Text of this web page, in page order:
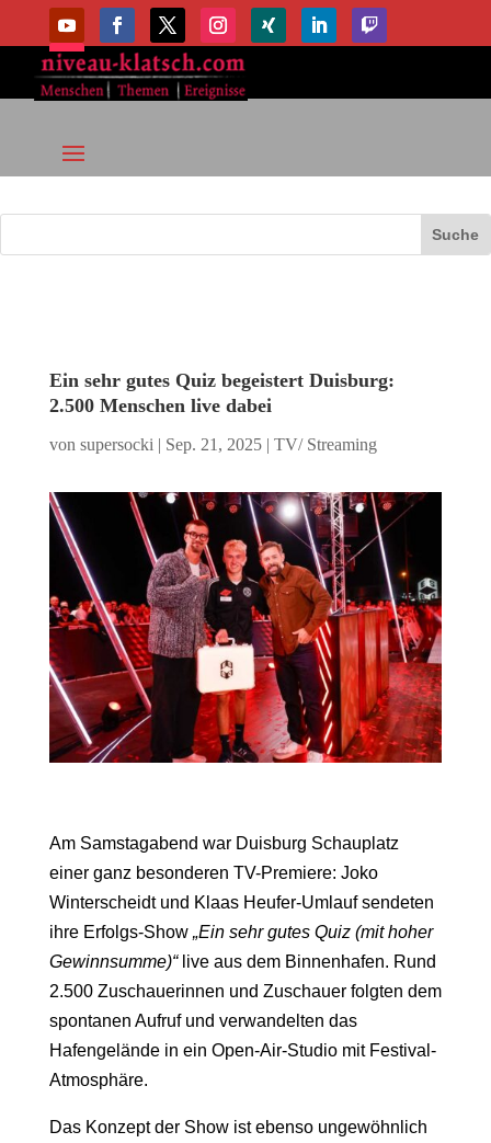
Ein sehr gutes Quiz begeistert Duisburg:
2.500 Menschen live dabei
von supersocki | Sep. 21, 2025| TV/ Streaming
Am Samstagabend war Duisburg Schauplatz
einer ganz besonderen TV-Premiere: Joko
Winterscheidt und Klaas Heufer-Umlauf sendeten
ihre Erfolgs-Show „Ein sehr gutes Quiz (mit hoher
Gewinnsumme)“live aus dem Binnenhafen. Rund
2.500 Zuschauerinnen und Zuschauer folgten dem
spontanen Aufruf und verwandelten das
Hafengelände in ein Open-Air-Studio mit Festival-
Atmosphäre.
Das Konzept der Show ist ebenso ungewöhnlich